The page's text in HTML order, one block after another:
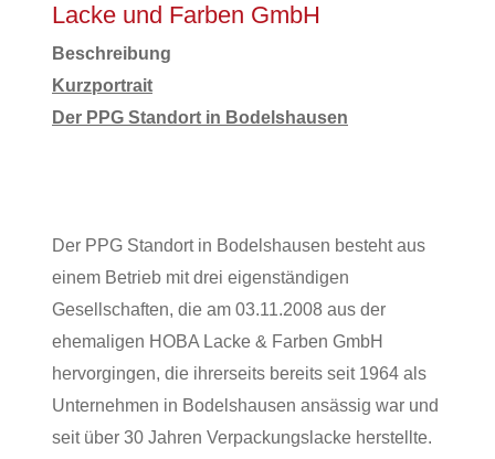
Lacke und Farben GmbH
Beschreibung
Kurzportrait
Der PPG Standort in Bodelshausen
Der PPG Standort in Bodelshausen besteht aus
einem Betrieb mit drei eigenständigen
Gesellschaften, die am 03.11.2008 aus der
ehemaligen HOBA Lacke & Farben GmbH
hervorgingen, die ihrerseits bereits seit 1964 als
Unternehmen in Bodelshausen ansässig war und
seit über 30 Jahren Verpackungslacke herstellte.